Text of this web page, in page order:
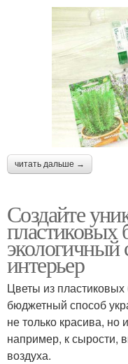
читать дальше →
Создайте
пластиковых
экологичный
интерьер
Цветы из
бюджетный способ
не только красива,
например, к сырости,
воздуха.